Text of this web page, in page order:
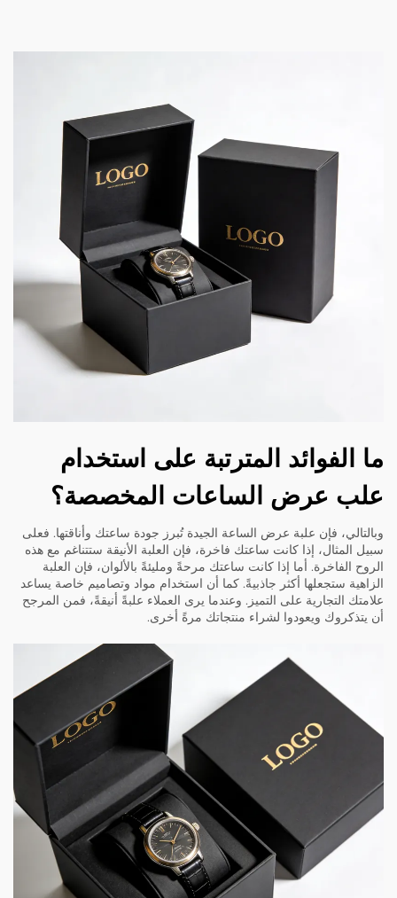
ما الفوائد المترتبة على استخدام
علب عرض الساعات المخصصة؟
وبالتالي، فإن علبة عرض الساعة الجيدة تُبرز جودة ساعتك وأناقتها. فعلى
سبيل المثال، إذا كانت ساعتك فاخرة، فإن العلبة الأنيقة ستتناغم مع هذه
الروح الفاخرة. أما إذا كانت ساعتك مرحةً ومليئةً بالألوان، فإن العلبة
الزاهية ستجعلها أكثر جاذبيةً. كما أن استخدام مواد وتصاميم خاصة يساعد
علامتك التجارية على التميز. وعندما يرى العملاء علبةً أنيقةً، فمن المرجح
أن يتذكروك ويعودوا لشراء منتجاتك مرةً أخرى.